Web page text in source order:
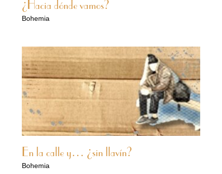
¿Hacia dónde vamos?
Bohemia
En la calle y… ¿sin llavín?
Bohemia